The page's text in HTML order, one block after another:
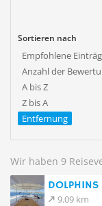
Sortieren nach
Empfohlene
Anzahl der
A bis Z
Z bis A
Entfernung
Wir haben 9
9.09 km